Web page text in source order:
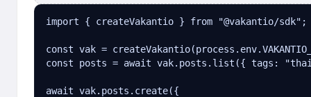
import { createVakantio } from "@vakantio/sdk";
const vak =
const posts = await vak.posts.list({ tags:
await vak.posts.create({